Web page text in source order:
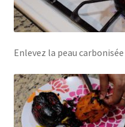
Enlevez la peau carbonisée